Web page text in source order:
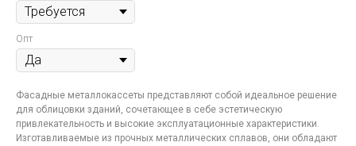
Опт
Фасадные металлокассеты представляют собой идеальное решение
для облицовки зданий, сочетающее в себе эстетическую
привлекательность и высокие эксплуатационные характеристики.
Изготавливаемые из прочных металлических сплавов, они обладают